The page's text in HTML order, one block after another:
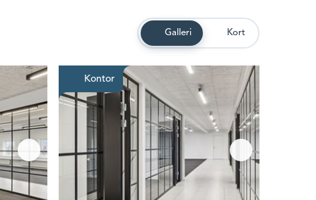
Galleri Kort
fantastisk placering til S-tog Moderne åbent kontor
Kontor